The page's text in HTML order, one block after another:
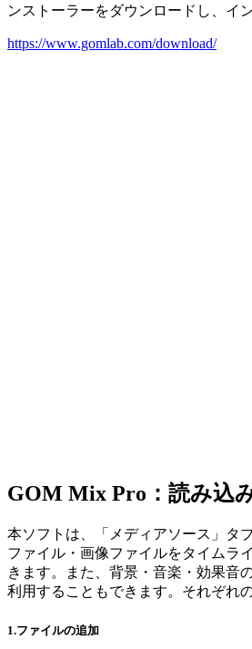
ンストーラーをダウンロードし、イ
https://www.gomlab.com/download/
GOM Mix Pro：読み込
本ソフトは、「メディアソース」タ
ファイル・画像ファイルをタイムラ
きます。また、背景・音楽・効果音
利用することもできます。それぞれ
1.ファイルの追加